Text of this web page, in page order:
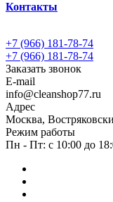
Контакты
+7 (966) 181-78-74
+7 (966) 181-78-74
Заказать звонок
E-mail
info@cleanshop77.ru
Адрес
Москва,
Режим работы
Пн - Пт: с 10:00 до